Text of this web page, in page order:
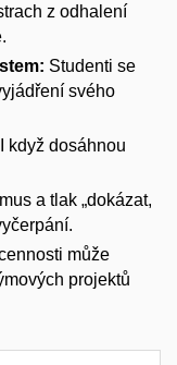
z odhalení
: Studenti se
svého
I když dosáhnou
a tlak „dokázat,
může
projektů